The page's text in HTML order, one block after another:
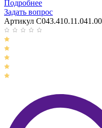
Подробнее
Задать вопрос
Артикул C043.410.11.041.00